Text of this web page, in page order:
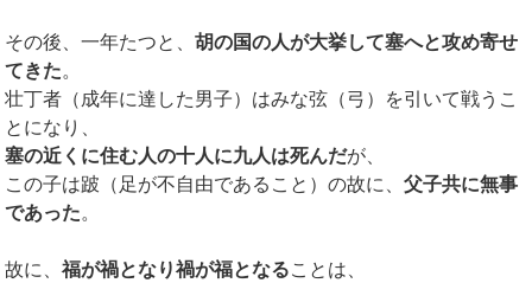
その後、一年たつと、胡の国の人が大挙して塞へと攻め寄せ
てきた。
壮丁者（成年に達した男子）はみな弦（弓）を引いて戦うこ
とになり、
塞の近くに住む人の十人に九人は死んだが、
この子は跛（足が不自由であること）の故に、父子共に無事
であった。
故に、福が禍となり禍が福となることは、